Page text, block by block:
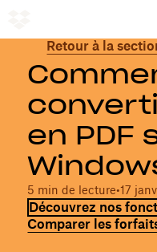
Retour à la
en PDF
5 min de lecture•17
Découvrez nos
Comparer les